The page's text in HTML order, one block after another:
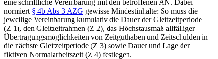
eine schriftliche Vereinbarung mit den betroffenen AN. Dabei
normiert § 4b Abs 3 AZG gewisse Mindestinhalte: So muss die
jeweilige Vereinbarung kumulativ die Dauer der Gleitzeitperiode
(Z 1), den Gleitzeitrahmen (Z 2), das Höchstausmaß allfälliger
Übertragungsmöglichkeiten von Zeitguthaben und Zeitschulden in
die nächste Gleitzeitperiode (Z 3) sowie Dauer und Lage der
fiktiven Normalarbeitszeit (Z 4) festlegen.